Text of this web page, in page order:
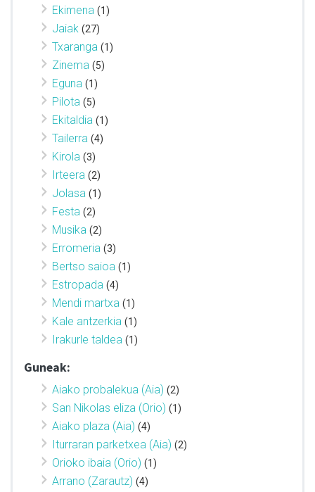
Ekimena (1)
Jaiak (27)
Txaranga (1)
Zinema (5)
Eguna (1)
Pilota (5)
Ekitaldia (1)
Tailerra (4)
Kirola (3)
Irteera (2)
Jolasa (1)
Festa (2)
Musika (2)
Erromeria (3)
Bertso saioa (1)
Estropada (4)
Mendi martxa (1)
Kale antzerkia (1)
Irakurle taldea (1)
Guneak:
Aiako probalekua (Aia) (2)
San Nikolas eliza (Orio) (1)
Aiako plaza (Aia) (4)
Iturraran parketxea (Aia) (2)
Orioko ibaia (Orio) (1)
Arrano (Zarautz) (4)